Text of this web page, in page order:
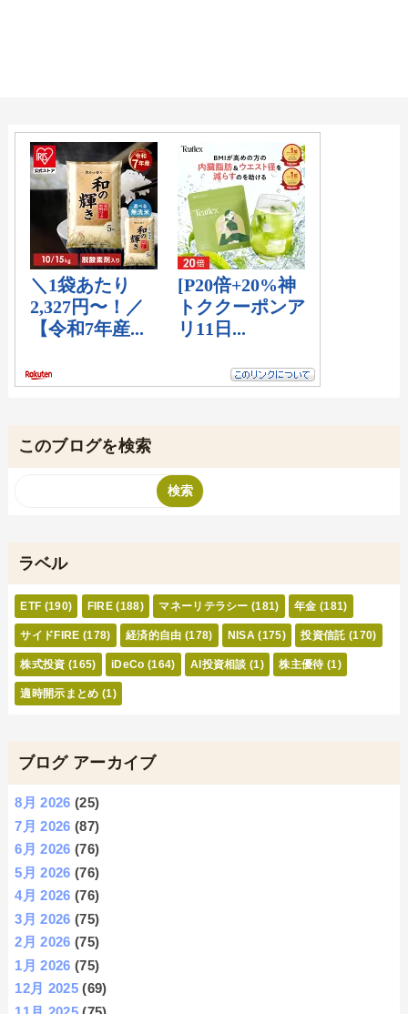
このブログを検索
ラベル
ETF (190) FIRE (188) マネーリテラシー (181) 年金 (181)
サイドFIRE (178) 経済的自由 (178) NISA (175) 投資信託 (170)
株式投資 (165) iDeCo (164) AI投資相談 (1) 株主優待 (1)
適時開示まとめ (1)
ブログ アーカイブ
8月 2026 (25)
7月 2026 (87)
6月 2026 (76)
5月 2026 (76)
4月 2026 (76)
3月 2026 (75)
2月 2026 (75)
1月 2026 (75)
12月 2025 (69)